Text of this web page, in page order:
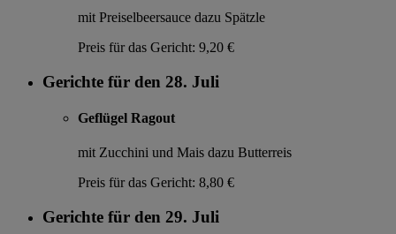
mit Preiselbeersauce dazu Spätzle
Preis für das Gericht: 9,20 €
Gerichte für den 28. Juli
Geflügel Ragout
mit Zucchini und Mais dazu Butterreis
Preis für das Gericht: 8,80 €
Gerichte für den 29. Juli